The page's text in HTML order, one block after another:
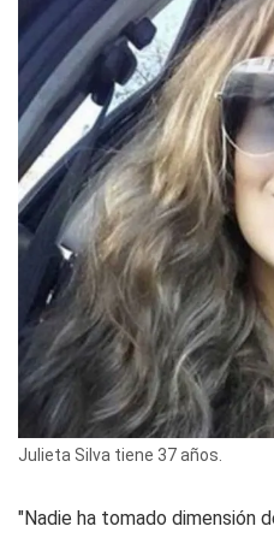
Julieta Silva tiene 37 años.
"Nadie ha tomado dimensión